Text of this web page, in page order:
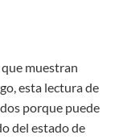
muestran
esta lectura de
porque puede
del estado de